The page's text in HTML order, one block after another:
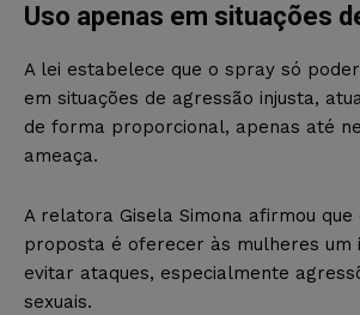
Uso apenas em situações
A lei estabelece que o spray só
em situações de agressão injusta,
de forma proporcional, apenas até
ameaça.
A relatora Gisela Simona afirmou que
proposta é oferecer às mulheres um
evitar ataques, especialmente
sexuais.